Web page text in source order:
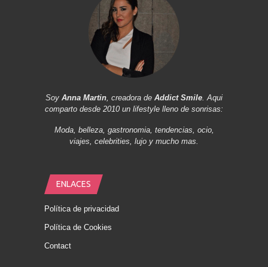
Soy Anna Martin, creadora de Addict Smile. Aqui
comparto desde 2010 un lifestyle lleno de sonrisas:
Moda, belleza, gastronomia, tendencias, ocio,
viajes, celebrities, lujo y mucho mas.
ENLACES
Política de privacidad
Política de Cookies
Contact